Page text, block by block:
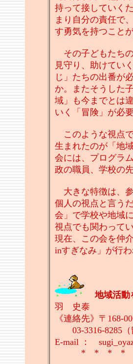
持って接していく
まり自分の責任で
す勇気を持つこと
その子どもたち
見守り、助けてい
じ」たちの出番が
か。またそうした
域」も今までとは
いく「冒険」が必
このような視点
生まれたのが「地
会には、プログラ
政の職員、学校の
大きな特徴は、
個人の視点と言う
会」で学校や地域
視点でも関わって
現在、この会を仲
inすぎなみ」が行
地域活
羽 史泰
《連絡先》〒
03-3316-8285（
E-mail ：
* * *